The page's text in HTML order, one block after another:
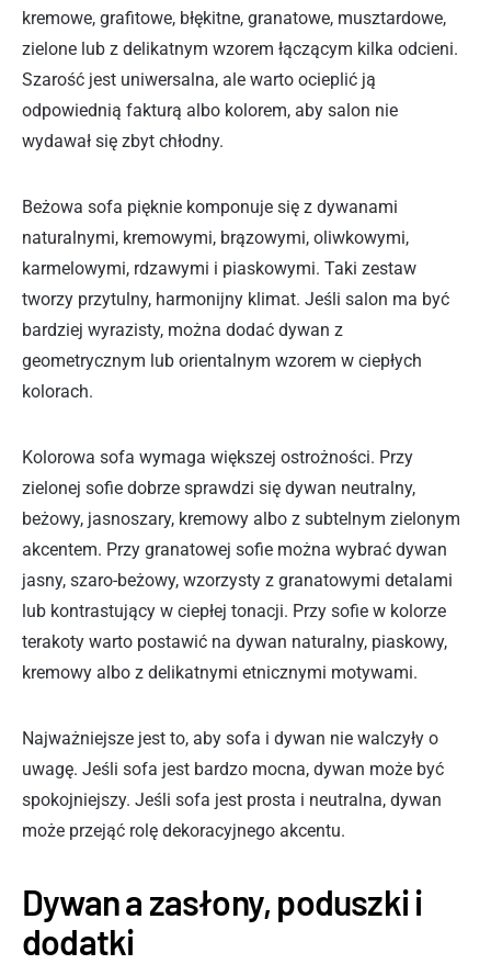
kremowe, grafitowe, błękitne, granatowe, musztardowe,
zielone lub z delikatnym wzorem łączącym kilka odcieni.
Szarość jest uniwersalna, ale warto ocieplić ją
odpowiednią fakturą albo kolorem, aby salon nie
wydawał się zbyt chłodny.
Beżowa sofa pięknie komponuje się z dywanami
naturalnymi, kremowymi, brązowymi, oliwkowymi,
karmelowymi, rdzawymi i piaskowymi. Taki zestaw
tworzy przytulny, harmonijny klimat. Jeśli salon ma być
bardziej wyrazisty, można dodać dywan z
geometrycznym lub orientalnym wzorem w ciepłych
kolorach.
Kolorowa sofa wymaga większej ostrożności. Przy
zielonej sofie dobrze sprawdzi się dywan neutralny,
beżowy, jasnoszary, kremowy albo z subtelnym zielonym
akcentem. Przy granatowej sofie można wybrać dywan
jasny, szaro-beżowy, wzorzysty z granatowymi detalami
lub kontrastujący w ciepłej tonacji. Przy sofie w kolorze
terakoty warto postawić na dywan naturalny, piaskowy,
kremowy albo z delikatnymi etnicznymi motywami.
Najważniejsze jest to, aby sofa i dywan nie walczyły o
uwagę. Jeśli sofa jest bardzo mocna, dywan może być
spokojniejszy. Jeśli sofa jest prosta i neutralna, dywan
może przejąć rolę dekoracyjnego akcentu.
Dywan a zasłony, poduszki i
dodatki